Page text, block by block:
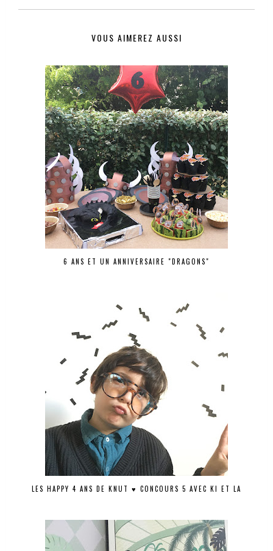
VOUS AIMEREZ AUSSI
6 ANS ET UN ANNIVERSAIRE "DRAGONS"
LES HAPPY 4 ANS DE KNUT ♥ CONCOURS 5 AVEC KI ET LA